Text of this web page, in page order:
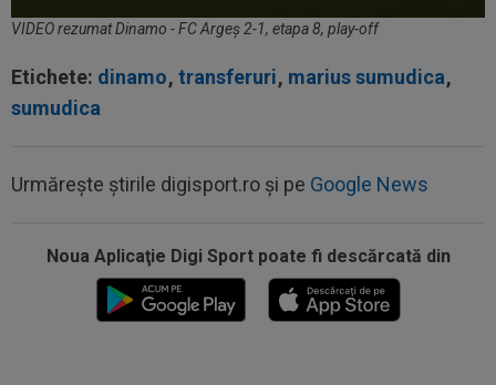
VIDEO rezumat Dinamo - FC Argeș 2-1, etapa 8, play-off
Etichete: dinamo, transferuri, marius sumudica,
sumudica
Urmărește știrile digisport.ro și pe Google News
Noua Aplicaţie Digi Sport poate fi descărcată din
Giovanni Becali l-a propus pe Ștefan Baiaram în